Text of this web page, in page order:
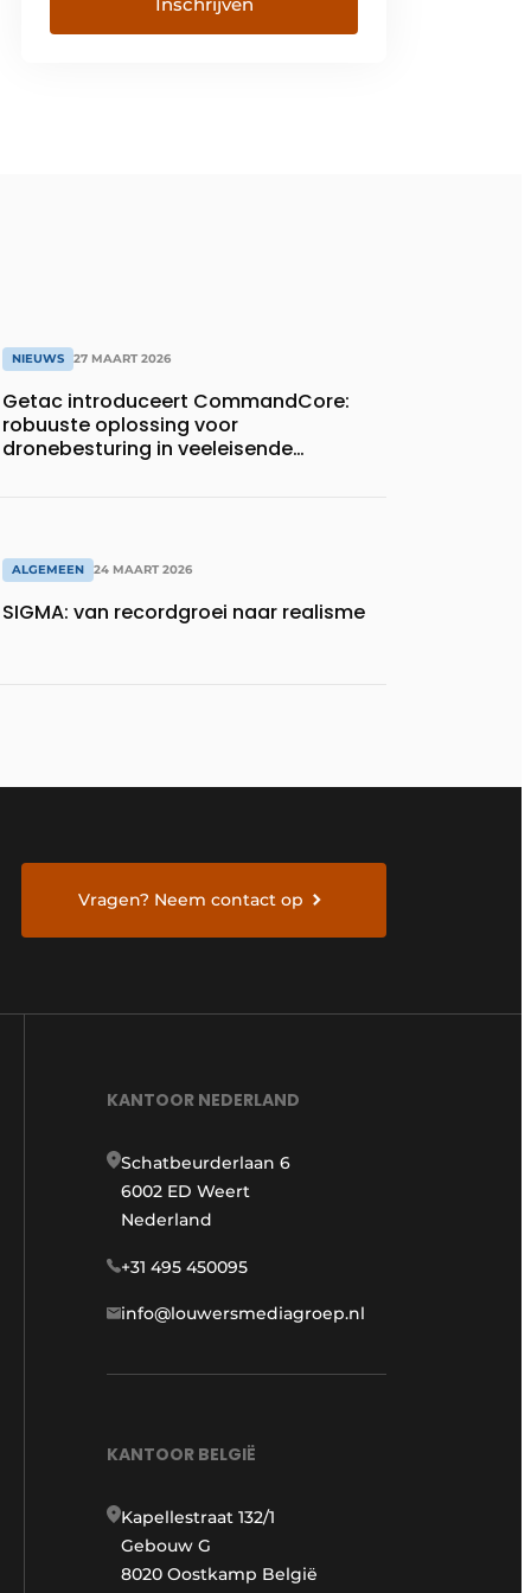
NIEUWS 27 MAART 2026
Getac introduceert CommandCore:
robuuste oplossing voor
dronebesturing in veeleisende
ALGEMEEN 24 MAART 2026
SIGMA: van recordgroei naar realisme
Vragen? Neem contact op
KANTOOR NEDERLAND
Schatbeurderlaan 6
6002 ED Weert
Nederland
+31 495 450095
info@louwersmediagroep.nl
KANTOOR BELGIË
Kapellestraat 132/1
Gebouw G
8020 Oostkamp België